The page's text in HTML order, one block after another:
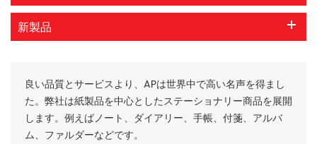
新製品
良い品質とサービスより、APは世界中で高い名声を得まし
た。弊社は紙製品を中心としたステーショナリー商品を展開
します。例えばノート、ダイアリー、手帳、付箋、アルバ
ム、ファルダーなどです。